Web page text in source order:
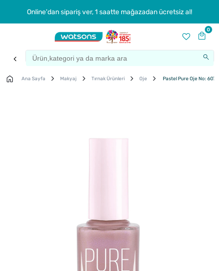
Online'dan sipariş ver, 1 saatte mağazadan ücretsiz al!
0
Ana Sayfa Makyaj Tırnak Ürünleri Oje Pastel Pure Oje No: 607